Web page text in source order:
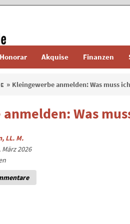
Honorar Akquise Finanzen
Kleingewerbe anmelden: Was muss
Was
LL. M.
2026